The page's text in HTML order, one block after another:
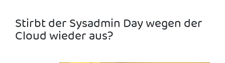
Stirbt der Sysadmin Day wegen der
Cloud wieder aus?